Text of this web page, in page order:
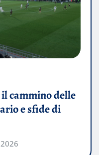
il cammino delle
e sfide di